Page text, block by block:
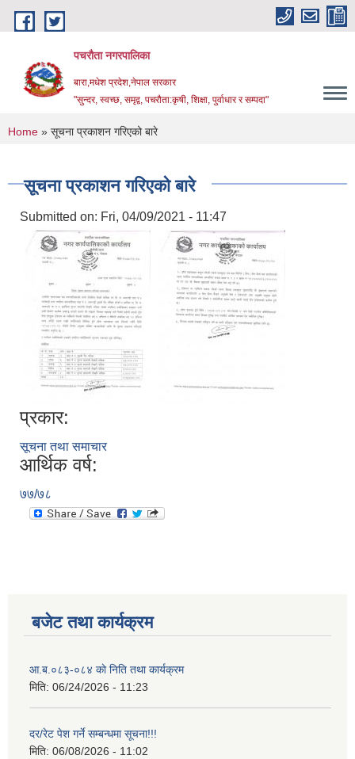
Skip to main content
पचरौता नगरपालिका
बारा,मधेश प्रदेश,नेपाल सरकार
"सुन्दर, स्वच्छ, समृद्व, पचरौता:कृषी, शिक्षा, पुर्वाधार र सम्पदा"
You are here
Home » सूचना प्रकाशन गरिएको बारे
सूचना प्रकाशन गरिएको बारे
Submitted on: Fri, 04/09/2021 - 11:47
प्रकार:
सूचना तथा समाचार
आर्थिक वर्ष:
७७/७८
बजेट तथा कार्यक्रम
आ.ब.०८३-०८४ काे निति तथा कार्यक्रम
मिति: 06/24/2026 - 11:23
दर/रेट पेश गर्ने सम्बन्धमा सूचना!!!
मिति: 06/08/2026 - 11:02